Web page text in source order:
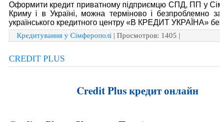
Оформити кредит приватному підприємцю СПД, ПП у
Криму і в Україні, можна терміново і безпроблемно
українського кредитного центру «В КРЕДИТ УКРАЇНА»
Кредитування у Сімферополі | Просмотров: 1405 |
CREDIT PLUS
Credit Plus кредит онлайн